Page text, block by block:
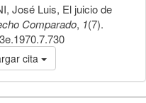
José Luis, El juicio de
Comparado, 1(7).
cita